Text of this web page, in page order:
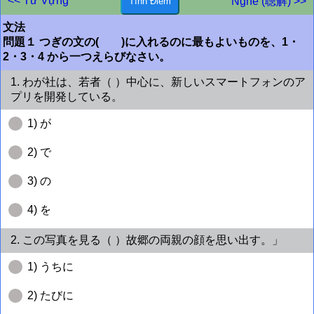
文法
問題１ つぎの文の( )に入れるのに最もよいものを、1・
2・3・4 から一つえらびなさい。
1. わが社は、若者（ ）中心に、新しいスマートフォンのア
プリを開発している。
1) が
2) で
3) の
4) を
2. この写真を見る（ ）故郷の両親の顔を思い出す。」
1) うちに
2) たびに